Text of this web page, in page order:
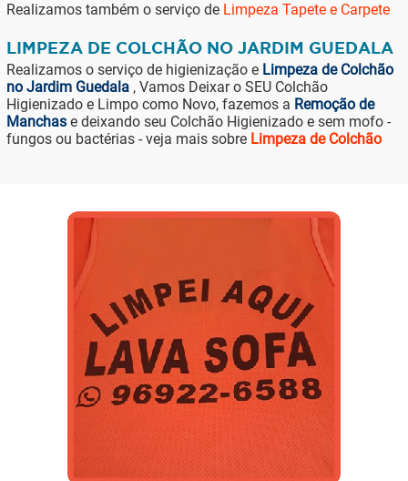
Realizamos também o serviço de Limpeza Tapete e Carpete
LIMPEZA DE COLCHÃO NO JARDIM GUEDALA
Realizamos o serviço de higienização e Limpeza de Colchão
no Jardim Guedala, Vamos Deixar o SEU Colchão
Higienizado e Limpo como Novo, fazemos a Remoção de
Manchase deixando seu Colchão Higienizado e sem mofo -
fungos ou bactérias - veja mais sobre Limpeza de Colchão